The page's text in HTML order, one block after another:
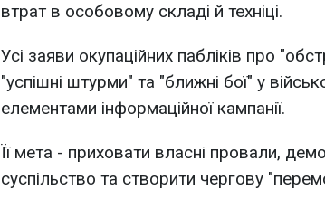
втрат в особовому складі й техніці.
Усі заяви окупаційних пабліків про
"успішні штурми" та "ближні бої" у
елементами інформаційної кампанії.
Її мета - приховати власні провали,
суспільство та створити чергову